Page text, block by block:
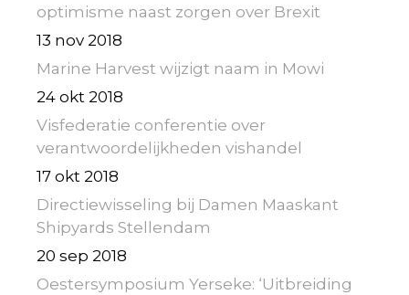
optimisme naast zorgen over Brexit
13 nov 2018
Marine Harvest wijzigt naam in Mowi
24 okt 2018
Visfederatie conferentie over
verantwoordelijkheden vishandel
17 okt 2018
Directiewisseling bij Damen Maaskant
Shipyards Stellendam
20 sep 2018
Oestersymposium Yerseke: ‘Uitbreiding